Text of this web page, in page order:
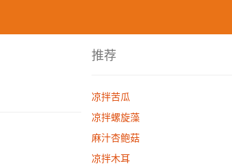
推荐
凉拌苦瓜
凉拌螺旋藻
麻汁杏鲍菇
凉拌木耳